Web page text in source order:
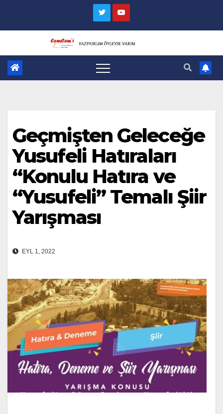
Geçmişten Geleceğe
Yusufeli Hatıraları
“Konulu Hatıra ve
“Yusufeli” Temalı Şiir
Yarışması
EYL 1, 2022